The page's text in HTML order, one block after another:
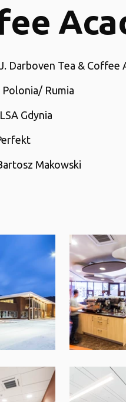
Darboven Tea & Coffee
Polonia/ Rumia
LSA Gdynia
Makowski